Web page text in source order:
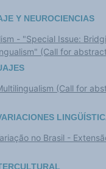
Y NEUROCIENCIAS
- "Special Issue:
(Call for
(Call for
no Brasil -